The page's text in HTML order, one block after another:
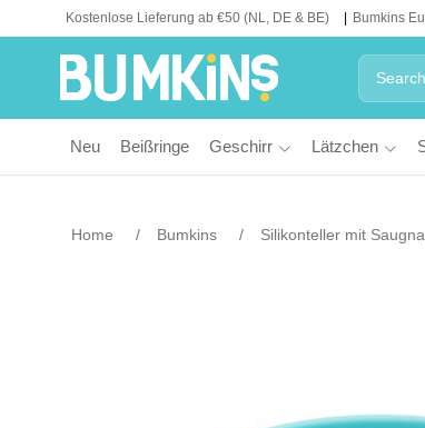
Kostenlose Lieferung ab €50 (NL, DE & BE) Bumkins
Neu Beißringe Geschirr Lätzchen
Home Bumkins Silikonteller mit